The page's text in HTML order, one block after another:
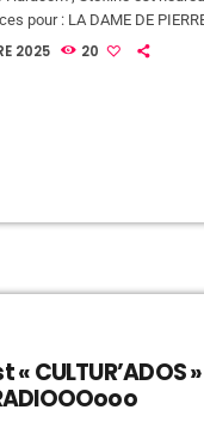
pour : LA DAME DE
2025. Pour jouer c'est très
2025 20
« CULTUR’ADOS